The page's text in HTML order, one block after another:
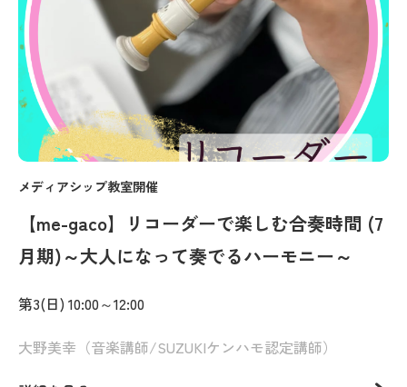
メディアシップ教室開催
【me-gaco】リコーダーで楽しむ合奏時間 (7
月期)～大人になって奏でるハーモニー～
第3(日) 10:00～12:00
大野美幸（音楽講師/SUZUKIケンハモ認定講師）